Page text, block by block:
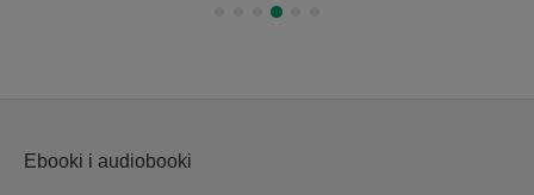
Ebooki i audiobooki